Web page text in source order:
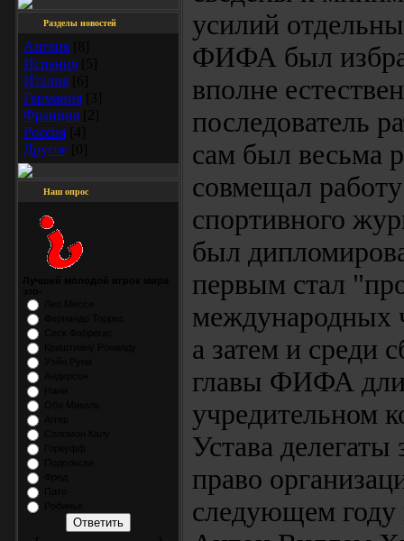
Разделы новостей
Англия
Испания
Италия
Германия
Франция
Россия
Другое
Наш опрос
усилий
ФИФА был
вполне
последователь
сам был весьма
совмещал
спортивного
был
первым стал
международных
а затем и среди
главы ФИФА
учредительном
Устава
право
следующем